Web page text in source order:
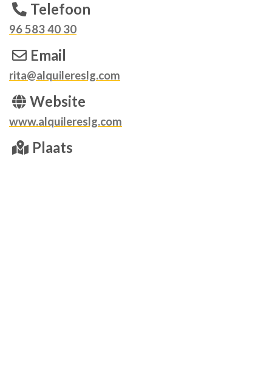
Telefoon
96 583 40 30
Email
rita@alquilereslg.com
Website
www.alquilereslg.com
Plaats